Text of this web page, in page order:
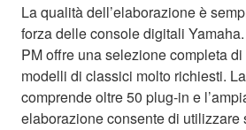
La qualità dell’elaborazione è
forza delle console digitali
PM offre una selezione completa
modelli di classici molto richiesti.
comprende oltre 50 plug-in e
elaborazione consente di utilizzare